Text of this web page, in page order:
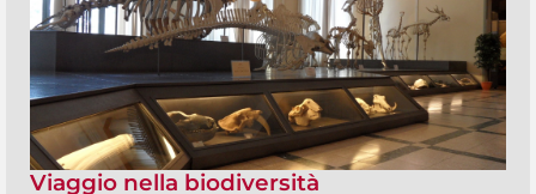
Viaggio nella biodiversità